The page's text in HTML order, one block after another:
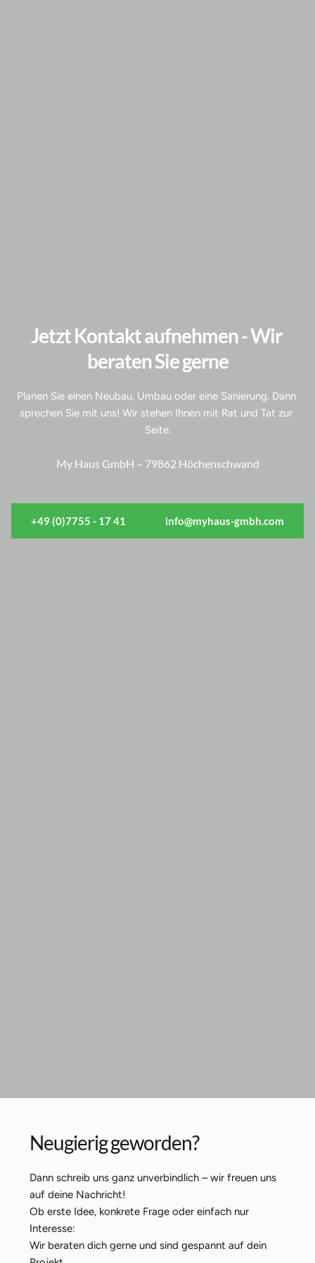
Jetzt Kontakt aufnehmen - Wir
beraten Sie gerne
Planen Sie einen Neubau, Umbau oder eine Sanierung. Dann
sprechen Sie mit uns! Wir stehen Ihnen mit Rat und Tat zur
Seite.
My Haus GmbH – 79862 Höchenschwand
+49 (0)7755 - 17 41 info@myhaus-gmbh.com
Neugierig geworden?
Dann schreib uns ganz unverbindlich – wir freuen uns
auf deine Nachricht!
Ob erste Idee, konkrete Frage oder einfach nur
Interesse:
Wir beraten dich gerne und sind gespannt auf dein